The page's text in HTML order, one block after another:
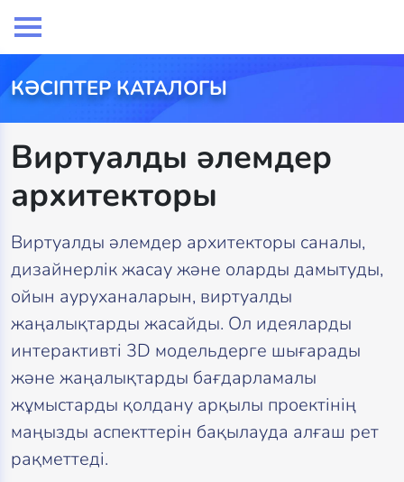
КӘСІПТЕР КАТАЛОГЫ
Виртуалды әлемдер
архитекторы
Виртуалды әлемдер архитекторы саналы,
дизайнерлік жасау және оларды дамытуды,
ойын ауруханаларын, виртуалды
жаңалықтарды жасайды. Ол идеяларды
интерактивті 3D модельдерге шығарады
және жаңалықтарды бағдарламалы
жұмыстарды қолдану арқылы проектінің
маңызды аспекттерін бақылауда алғаш рет
рақметтеді.